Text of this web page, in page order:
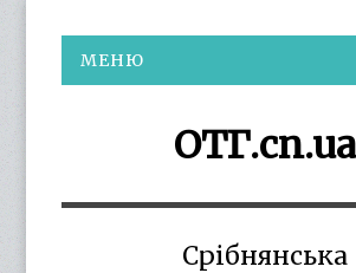
МЕНЮ
ОТГ.cn.ua
Срібнянська